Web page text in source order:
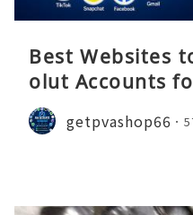
Best Websites
olut Accounts
getpvashop66